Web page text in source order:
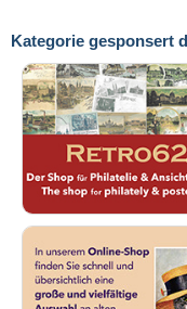
Kategorie gesponsert